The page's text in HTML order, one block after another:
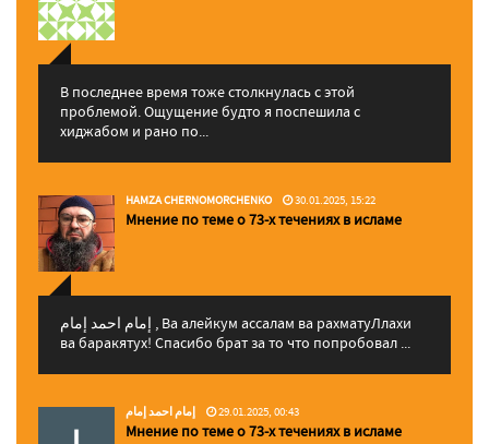
В последнее время тоже столкнулась с этой
проблемой. Ощущение будто я поспешила с
хиджабом и рано по...
HAMZA CHERNOMORCHENKO 30.01.2025, 15:22
Мнение по теме о 73-х течениях в исламе
إمام احمد إمام , Ва алейкум ассалам ва рахматуЛлахи
ва баракятух! Спасибо брат за то что попробовал ...
إمام احمد إمام 29.01.2025, 00:43
Мнение по теме о 73-х течениях в исламе